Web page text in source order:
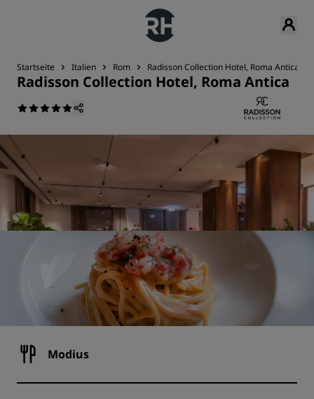
Startseite Italien Rom Radisson Collection Hotel, Roma Antica
Radisson Collection Hotel, Roma Antica
Modius